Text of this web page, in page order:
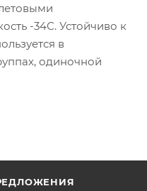
-34С. Устойчиво к
в
одиночной